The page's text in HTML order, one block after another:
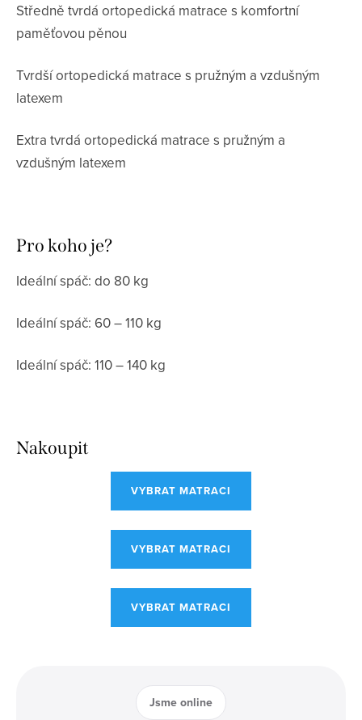
Středně tvrdá ortopedická matrace s komfortní
paměťovou pěnou
Tvrdší ortopedická matrace s pružným a vzdušným
latexem
Extra tvrdá ortopedická matrace s pružným a
vzdušným latexem
Pro koho je?
Ideální spáč: do 80 kg
Ideální spáč: 60 – 110 kg
Ideální spáč: 110 – 140 kg
Nakoupit
VYBRAT MATRACI
VYBRAT MATRACI
VYBRAT MATRACI
Jsme online